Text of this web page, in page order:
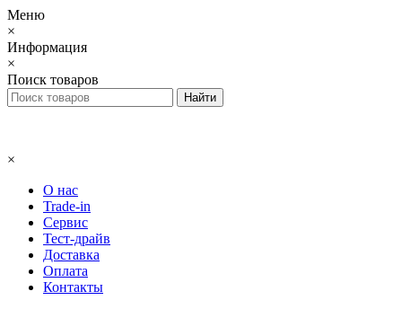
Меню
×
Информация
×
Поиск товаров
×
О нас
Trade-in
Сервис
Тест-драйв
Доставка
Оплата
Контакты